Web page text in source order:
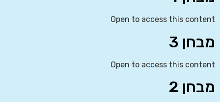
Open to access this content
מבחן 3
Open to access this content
מבחן 2